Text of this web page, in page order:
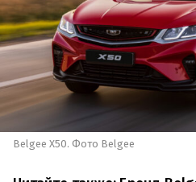
Belgee X50. Фото Belgee